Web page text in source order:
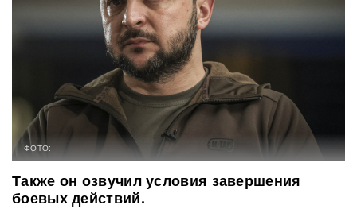
ФОТО:
Также он озвучил условия завершения
боевых действий.